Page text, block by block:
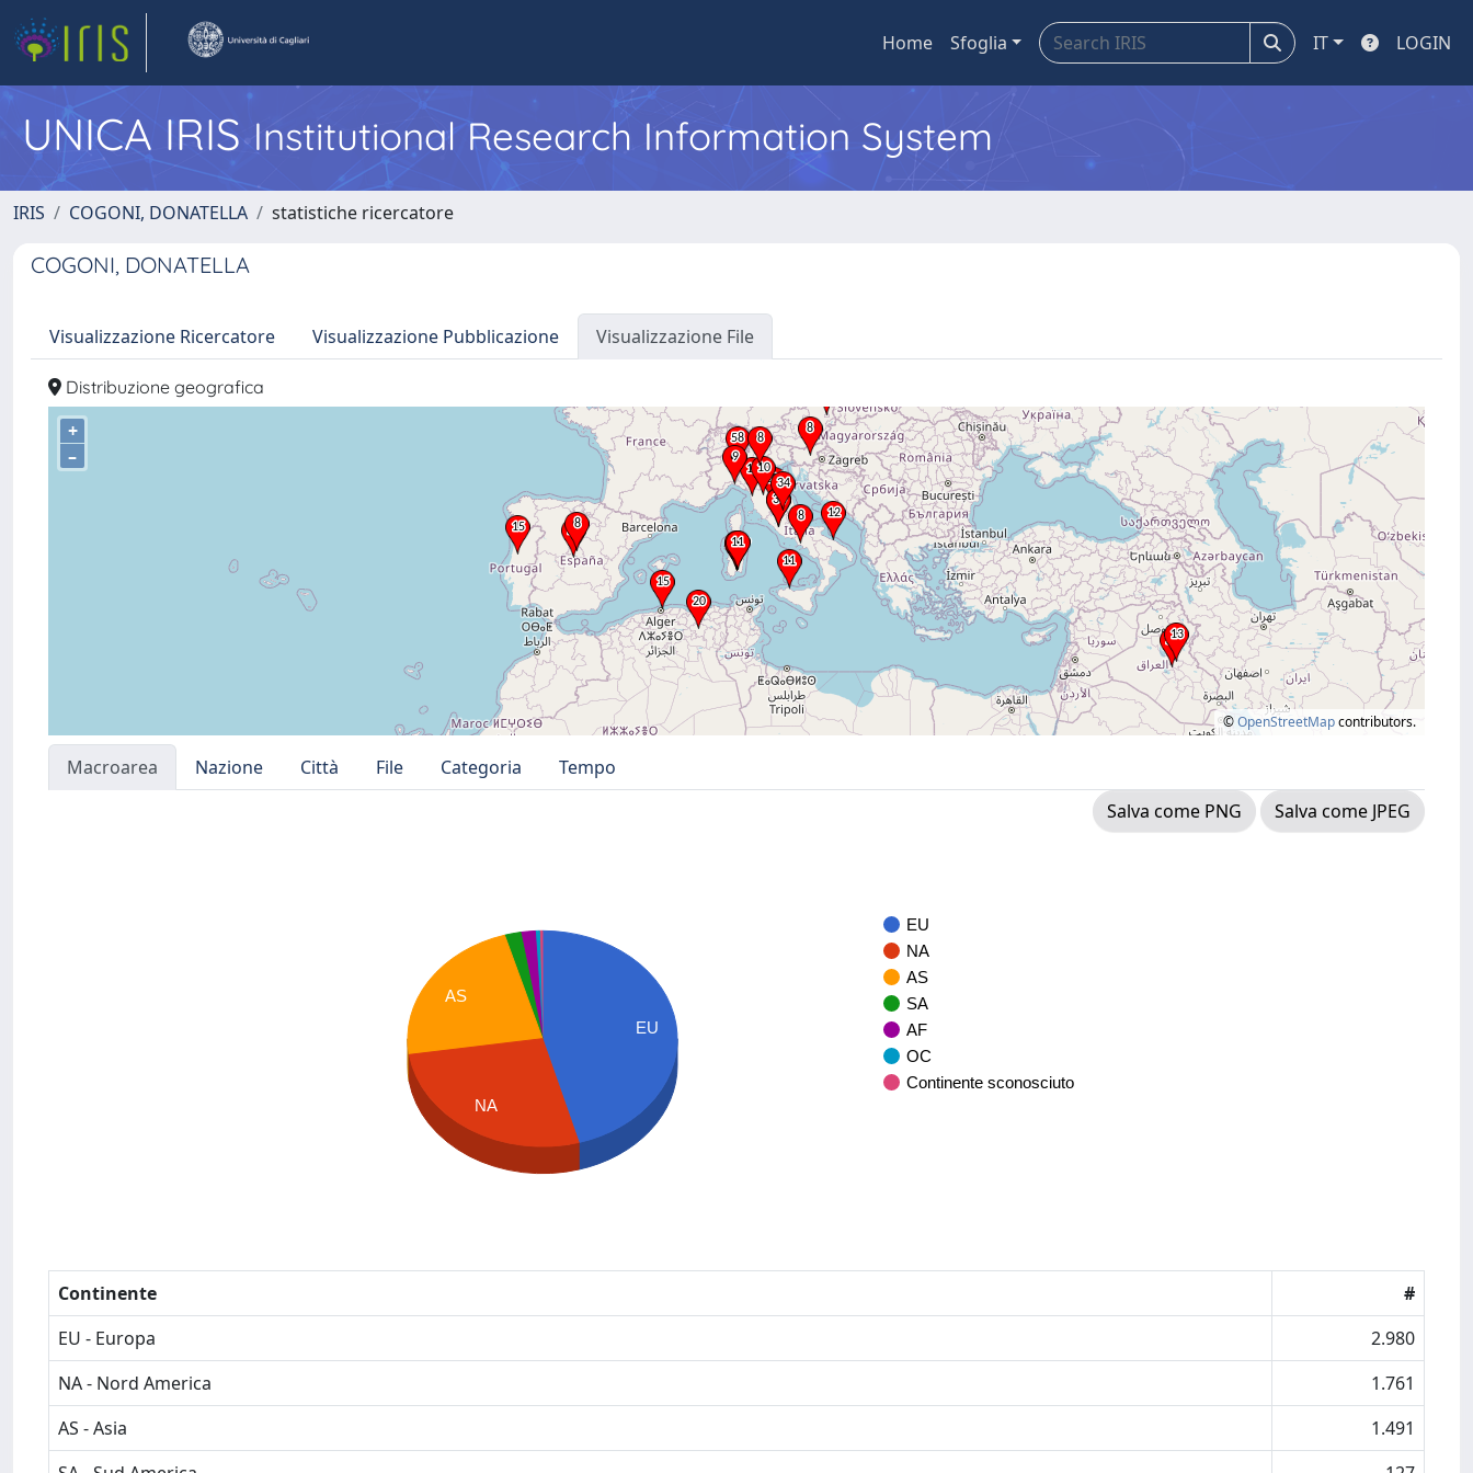
Home Sfoglia IT LOGIN
UNICA IRISInstitutional Research Information System
IRIS COGONI, DONATELLA statistiche ricercatore
COGONI, DONATELLA
Visualizzazione Ricercatore Visualizzazione Pubblicazione Visualizzazione File
Distribuzione geografica
+
–
©OpenStreetMapcontributors.
Macroarea Nazione Città File Categoria
Tempo
Salva come PNG
Salva come JPEG
EU
NA
AS
SA
AF
OC
Continente sconosciuto
EU
AS
NA
Continente
#
EU - Europa
2.980
NA - Nord America
1.761
AS - Asia
1.491